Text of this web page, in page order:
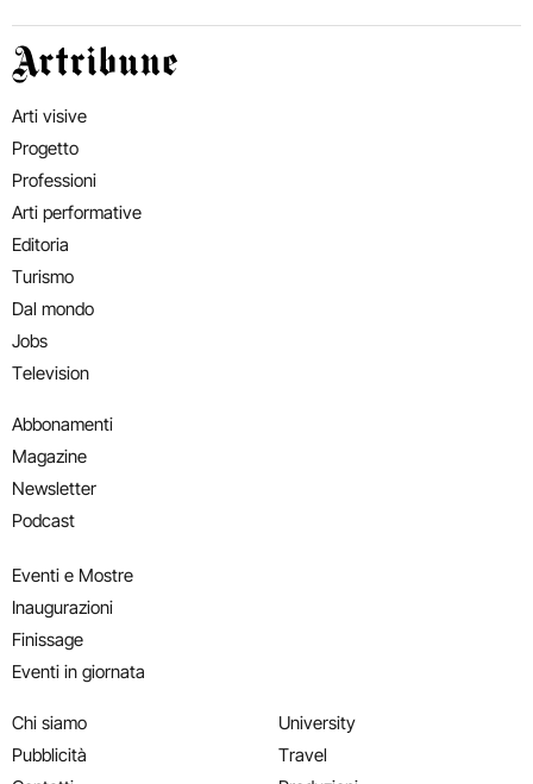
Artribune
Arti visive
Progetto
Professioni
Arti performative
Editoria
Turismo
Dal mondo
Jobs
Television
Abbonamenti
Magazine
Newsletter
Podcast
Eventi e Mostre
Inaugurazioni
Finissage
Eventi in giornata
Chi siamo
Pubblicità
University
Travel